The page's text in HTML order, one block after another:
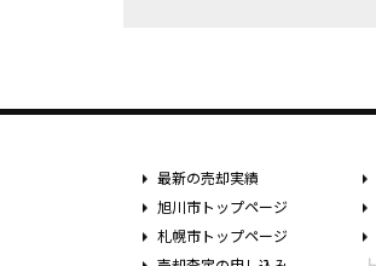
最新の売却実績
旭川市トップページ
札幌市トップページ